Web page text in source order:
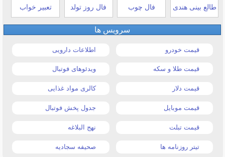
طالع بینی هندی فال چوب فال روز تولد تعبیر خواب
سرویس ها
قیمت خودرو اطلاعات دارویی
قیمت طلا و سکه ویدئوهای فوتبال
قیمت دلار کالری مواد غذایی
قیمت موبایل جدول پخش فوتبال
قیمت تبلت نهج البلاغه
تیتر روزنامه ها صحیفه سجادیه